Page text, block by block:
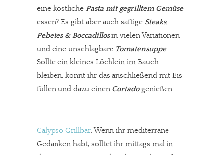
eine köstliche Pasta mit gegrilltem Gemüse
essen? Es gibt aber auch saftige Steaks,
Pebetes & Boccadillosin vielen Variationen
und eine unschlagbare Tomatensuppe.
Sollte ein kleines Löchlein im Bauch
bleiben, könnt ihr das anschließend mit Eis
füllen und dazu einen Cortadogenießen.
Calypso Grillbar: Wenn ihr mediterrane
Gedanken habt, solltet ihr mittags mal in